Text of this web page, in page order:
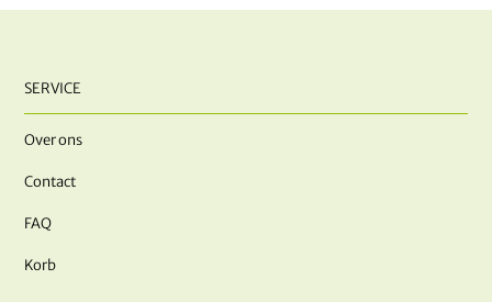
SERVICE
Over ons
Contact
FAQ
Korb